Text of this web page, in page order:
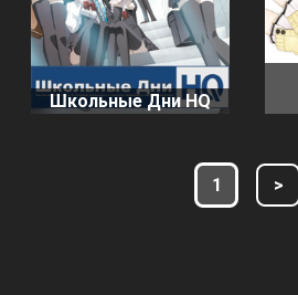
Школьные Дни HQ
1 >